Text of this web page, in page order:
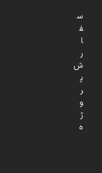
س
ف
ا
ر
ش
پ
ر
و
ژ
ه